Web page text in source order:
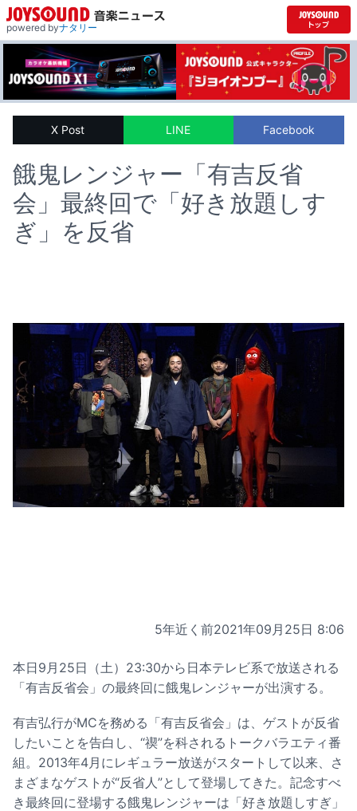
powered byナタリー
X Post LINE Facebook
餓鬼レンジャー「有吉反省
会」最終回で「好き放題しす
ぎ」を反省
5年近く前2021年09月25日 8:06
本日9月25日（土）23:30から日本テレビ系で放送される
「有吉反省会」の最終回に餓鬼レンジャーが出演する。
有吉弘行がMCを務める「有吉反省会」は、ゲストが反省
したいことを告白し、“禊”を科されるトークバラエティ番
組。2013年4月にレギュラー放送がスタートして以来、さ
まざまなゲストが“反省人”として登場してきた。記念すべ
き最終回に登場する餓鬼レンジャーは「好き放題しすぎ」